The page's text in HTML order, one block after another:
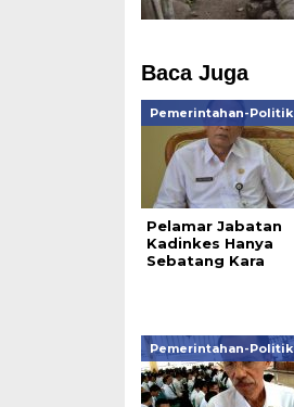
Baca Juga
Pemerintahan-Politik
Pelamar Jabatan
Kadinkes Hanya
Sebatang Kara
Pemerintahan-Politik